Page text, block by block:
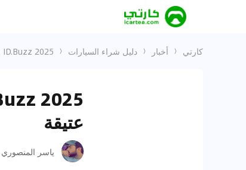
كارتي أخبار دليل شراء السيارات 2025 ID.Buzz من فولكسفاغن: سعر ونطاق حافلة كهربائية عتيقة
عتيقة
ياسر المنصوري